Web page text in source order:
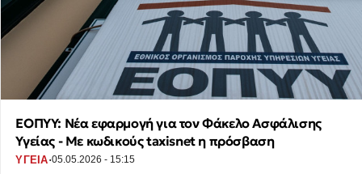
ΕΟΠΥΥ: Νέα εφαρμογή για τον Φάκελο Ασφάλισης
Υγείας - Με κωδικούς taxisnet η πρόσβαση
ΥΓΕΙΑ·05.05.2026 - 15:15